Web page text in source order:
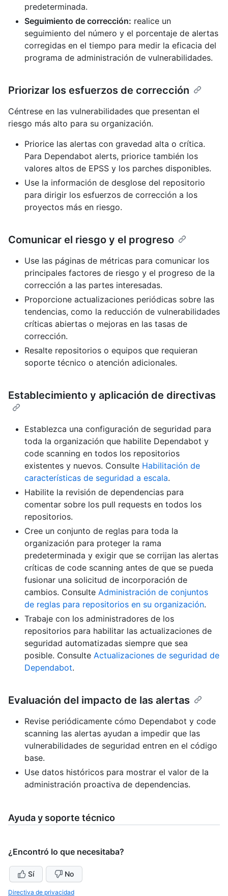
predeterminada.
Seguimiento de corrección: realice un
seguimiento del número y el porcentaje de alertas
corregidas en el tiempo para medir la eficacia del
programa de administración de vulnerabilidades.
Priorizar los esfuerzos de corrección
Céntrese en las vulnerabilidades que presentan el
riesgo más alto para su organización.
Priorice las alertas con gravedad alta o crítica.
Para Dependabot alerts, priorice también los
valores altos de EPSS y los parches disponibles.
Use la información de desglose del repositorio
para dirigir los esfuerzos de corrección a los
proyectos más en riesgo.
Comunicar el riesgo y el progreso
Use las páginas de métricas para comunicar los
principales factores de riesgo y el progreso de la
corrección a las partes interesadas.
Proporcione actualizaciones periódicas sobre las
tendencias, como la reducción de vulnerabilidades
críticas abiertas o mejoras en las tasas de
corrección.
Resalte repositorios o equipos que requieran
soporte técnico o atención adicionales.
Establecimiento y aplicación de directivas
Establezca una configuración de seguridad para
toda la organización que habilite Dependabot y
code scanning en todos los repositorios
existentes y nuevos. Consulte Habilitación de
características de seguridad a escala.
Habilite la revisión de dependencias para
comentar sobre los pull requests en todos los
repositorios.
Cree un conjunto de reglas para toda la
organización para proteger la rama
predeterminada y exigir que se corrijan las alertas
críticas de code scanning antes de que se pueda
fusionar una solicitud de incorporación de
cambios. Consulte Administración de conjuntos
de reglas para repositorios en su organización.
Trabaje con los administradores de los
repositorios para habilitar las actualizaciones de
seguridad automatizadas siempre que sea
posible. Consulte Actualizaciones de seguridad de
Dependabot.
Evaluación del impacto de las alertas
Revise periódicamente cómo Dependabot y code
scanning las alertas ayudan a impedir que las
vulnerabilidades de seguridad entren en el código
base.
Use datos históricos para mostrar el valor de la
administración proactiva de dependencias.
Ayuda y soporte técnico
¿Encontró lo que necesitaba?
Sí No
Directiva de privacidad